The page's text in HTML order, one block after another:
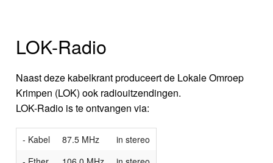
LOK-Radio
Naast deze kabelkrant produceert de Lokale Omroep
Krimpen (LOK) ook radiouitzendingen.
LOK-Radio is te ontvangen via:
- Kabel 87.5 MHz
in stereo